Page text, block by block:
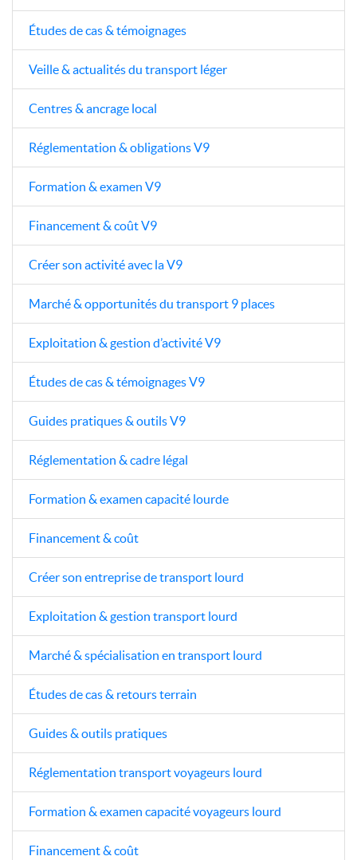
Études de cas & témoignages
Veille & actualités du transport léger
Centres & ancrage local
Réglementation & obligations V9
Formation & examen V9
Financement & coût V9
Créer son activité avec la V9
Marché & opportunités du transport 9 places
Exploitation & gestion d’activité V9
Études de cas & témoignages V9
Guides pratiques & outils V9
Réglementation & cadre légal
Formation & examen capacité lourde
Financement & coût
Créer son entreprise de transport lourd
Exploitation & gestion transport lourd
Marché & spécialisation en transport lourd
Études de cas & retours terrain
Guides & outils pratiques
Réglementation transport voyageurs lourd
Formation & examen capacité voyageurs lourd
Financement & coût